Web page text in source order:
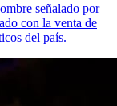
señalado por
con la venta de
del país.